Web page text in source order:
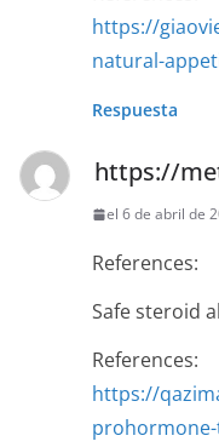
https://
natural-
Respuesta
https://
el 6 de abril de
References:
Safe steroid
References:
https://